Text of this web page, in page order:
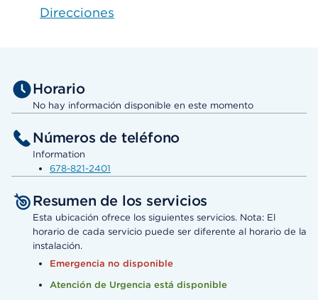
Direcciones
Horario
No hay información disponible en este momento
Números de teléfono
Information
678-821-2401
Resumen de los servicios
Esta ubicación ofrece los siguientes servicios. Nota: El
horario de cada servicio puede ser diferente al horario de la
instalación.
Emergencia no disponible
Atención de Urgencia está disponible